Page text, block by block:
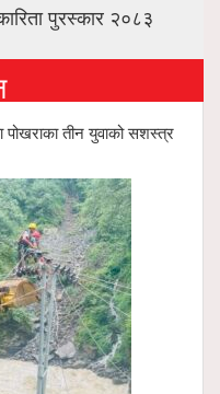
पुरस्कार २०८३
पोखराका तीन युवाको सशस्त्र